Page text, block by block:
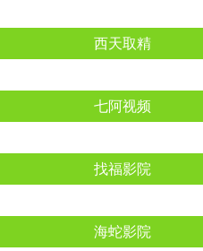
西天取精
七阿视频
找福影院
海蛇影院